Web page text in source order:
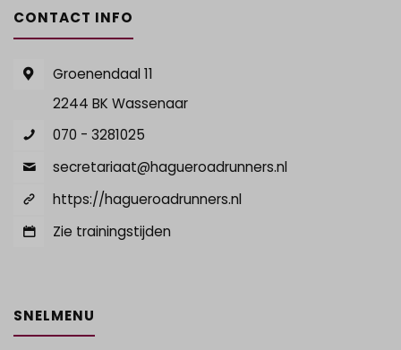
CONTACT INFO
Groenendaal 11
2244 BK Wassenaar
070 - 3281025
secretariaat@hagueroadrunners.nl
https://hagueroadrunners.nl
Zie trainingstijden
SNELMENU